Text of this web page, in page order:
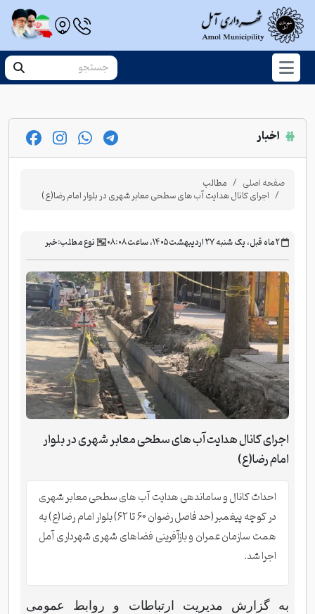
اخبار
صفحه اصلی مطالب
اجرای کانال هدایت آب های سطحی معابر شهری در بلوار امام رضا(ع)
‫۲ ماه قبل، یک شنبه ۲۷ اردیبهشت ۱۴۰۵، ساعت ۰۸:۰۸ نوع مطلب:خبر
اجرای کانال هدایت آب های سطحی معابر شهری در بلوار
امام رضا(ع)
احداث کانال و ساماندهی هدایت آب های سطحی معابر شهری
در کوچه پیغمبر(حد فاصل رضوان 60 تا 62) بلوار امام رضا(ع) به
همت سازمان عمران و بازآفرینی فضاهای شهری شهرداری آمل
اجرا شد.
به گزارش مدیریت ارتباطات و روابط عمومی